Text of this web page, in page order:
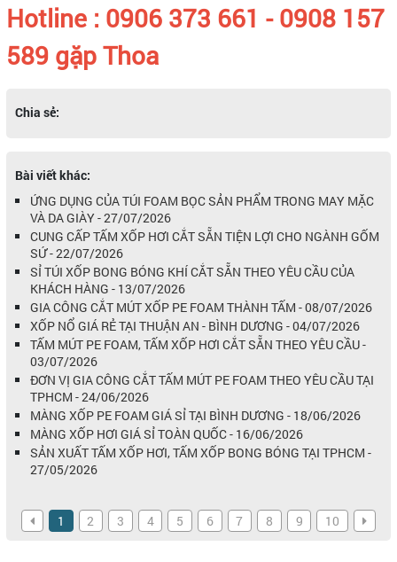
Hotline : 0906 373 661 - 0908 157
589 gặp Thoa
Chia sẻ:
Bài viết khác:
ỨNG DỤNG CỦA TÚI FOAM BỌC SẢN PHẨM TRONG MAY MẶC
VÀ DA GIÀY - 27/07/2026
CUNG CẤP TẤM XỐP HƠI CẮT SẴN TIỆN LỢI CHO NGÀNH GỐM
SỨ - 22/07/2026
SỈ TÚI XỐP BONG BÓNG KHÍ CẮT SẴN THEO YÊU CẦU CỦA
KHÁCH HÀNG - 13/07/2026
GIA CÔNG CẮT MÚT XỐP PE FOAM THÀNH TẤM - 08/07/2026
XỐP NỔ GIÁ RẺ TẠI THUẬN AN - BÌNH DƯƠNG - 04/07/2026
TẤM MÚT PE FOAM, TẤM XỐP HƠI CẮT SẴN THEO YÊU CẦU -
03/07/2026
ĐƠN VỊ GIA CÔNG CẮT TẤM MÚT PE FOAM THEO YÊU CẦU TẠI
TPHCM - 24/06/2026
MÀNG XỐP PE FOAM GIÁ SỈ TẠI BÌNH DƯƠNG - 18/06/2026
MÀNG XỐP HƠI GIÁ SỈ TOÀN QUỐC - 16/06/2026
SẢN XUẤT TẤM XỐP HƠI, TẤM XỐP BONG BÓNG TẠI TPHCM -
27/05/2026
1 2 3 4 5 6 7 8 9 10